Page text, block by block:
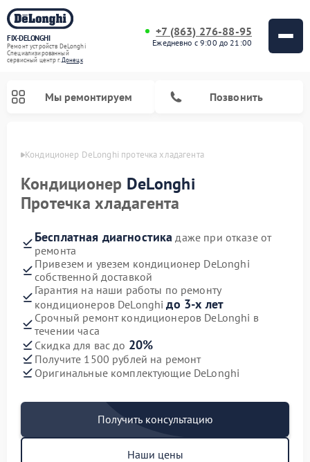
FIX-DELONGHI
Ремонт устройств DeLonghi
Специализированный
cервисный центр г.Донецк
+7 (863) 276-88-95
Ежедневно с 9:00 до 21:00
Мы ремонтируем Позвонить
Кондиционер DeLonghi протечка хладагента
Кондиционер DeLonghi
Протечка хладагента
Бесплатная диагностика даже при отказе от
ремонта
Привезем и увезем кондиционер DeLonghi
собственной доставкой
Гарантия на наши работы по ремонту
кондиционеров DeLonghiдо 3-х лет
Срочный ремонт кондиционеров DeLonghi в
течении часа
Скидка для вас до 20%
Получите 1500 рублей на ремонт
Оригинальные комплектующие DeLonghi
Получить консультацию
Наши цены